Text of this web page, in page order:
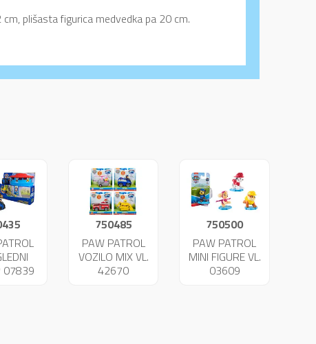
plišasta figurica medvedka pa 20 cm.
07839
750485
PAW PATROL
VOZILO MIX VL.
42670
750500
PAW PATROL
MINI FIGURE VL.
03609